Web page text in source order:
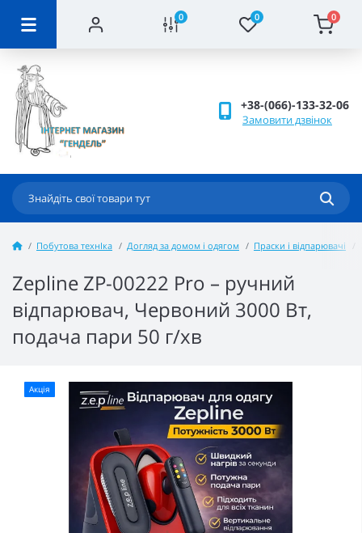
0 0 0
+38-(066)-133-32-06
Замовити дзвінок
Побутова технІка Догляд за домом і одягом Праски і відпарювачі
Zepline ZP-00222 Pro – ручний
відпарювач, Червоний 3000 Вт,
подача пари 50 г/хв
Акція